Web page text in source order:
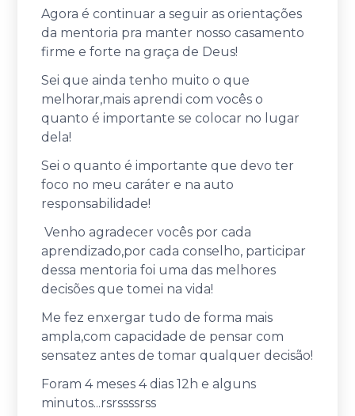
Agora é continuar a seguir as orientações
da mentoria pra manter nosso casamento
firme e forte na graça de Deus!
Sei que ainda tenho muito o que
melhorar,mais aprendi com vocês o
quanto é importante se colocar no lugar
dela!
Sei o quanto é importante que devo ter
foco no meu caráter e na auto
responsabilidade!
Venho agradecer vocês por cada
aprendizado,por cada conselho, participar
dessa mentoria foi uma das melhores
decisões que tomei na vida!
Me fez enxergar tudo de forma mais
ampla,com capacidade de pensar com
sensatez antes de tomar qualquer decisão!
Foram 4 meses 4 dias 12h e alguns
minutos...rsrssssrss